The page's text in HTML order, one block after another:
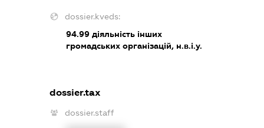
dossier.kveds:
94.99 діяльність інших
громадських організацій, н.в.і.у.
dossier.tax
dossier.staff